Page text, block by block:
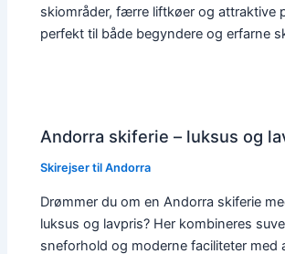
skiområder, færre liftkøer og attraktive
perfekt til både begyndere og erfarne
Andorra skiferie – luksus og
Skirejser til Andorra
Drømmer du om en Andorra skiferie
luksus og lavpris? Her kombineres
sneforhold og moderne faciliteter med